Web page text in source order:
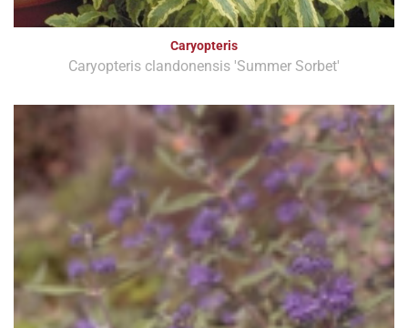
Caryopteris
Caryopteris clandonensis 'Summer Sorbet'